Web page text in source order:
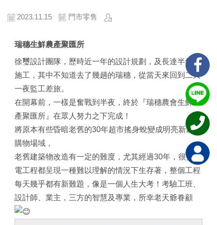
2023.11.15 門市零售
瑞穗生鮮農產聚匯所
徐璽設計團隊，歷時近一年的設計規劃，及長達半年的
施工，其中不知道去了幾趟的瑞穗，從當天來回到二天
一夜監工差旅。
在開幕前，一樣是奮戰到半夜，終於『瑞穗農會生鮮農
產聚匯所』在眾人努力之下完成！
將原本有些昏暗老舊的30年超市搖身蛻變成明亮新穎的
購物場域，
老舊建築物改造有一定的難度，尤其經過30年，很多水
電工程都呈現一種難以理解的情況下生存著，整個工程
每天幾乎都有新難題，像是一個人生大考！考驗工班、
設計師、業主，三方的智慧及專業，所幸老天爺眷顧